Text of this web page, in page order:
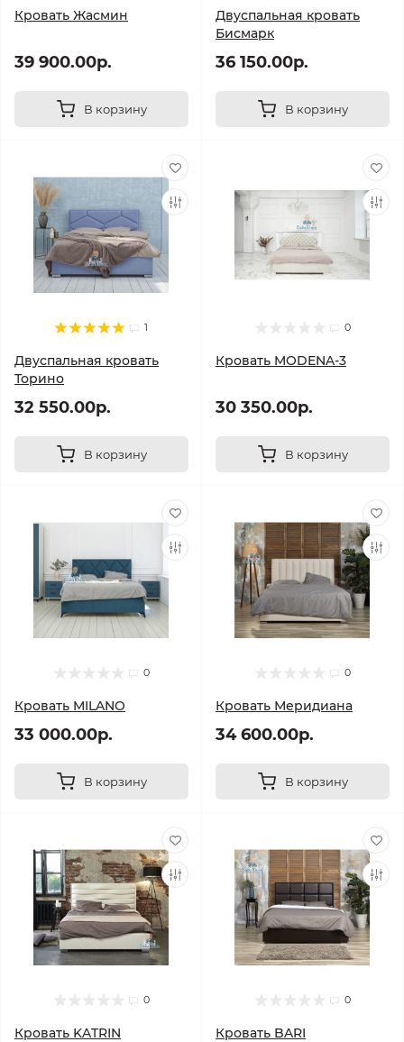
Кровать Жасмин
39 900.00р.
В корзину
Двуспальная кровать
Бисмарк
36 150.00р.
В корзину
1
Двуспальная кровать
Торино
32 550.00р.
В корзину
0
Кровать MODENA-3
30 350.00р.
В корзину
0
Кровать MILANO
33 000.00р.
В корзину
0
Кровать Меридиана
34 600.00р.
В корзину
0
Кровать KATRIN
0
Кровать BARI